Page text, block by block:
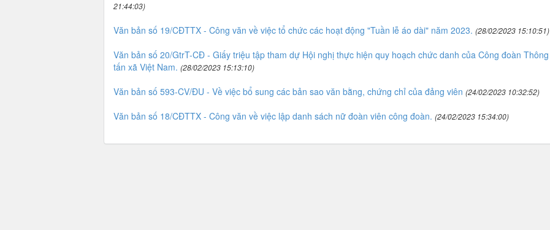
21:44:03)
Văn bản số 19/CĐTTX - Công văn về việc tổ chức các hoạt động "Tuần lễ áo dài" năm 2023. (28/02/2023 15:10:51)
Văn bản số 20/GtrT-CĐ - Giấy triệu tập tham dự Hội nghị thực hiện quy hoạch chức danh của Công đoàn Thông
tấn xã Việt Nam. (28/02/2023 15:13:10)
Văn bản số 593-CV/ĐU - Về việc bổ sung các bản sao văn bằng, chứng chỉ của đảng viên (24/02/2023 10:32:52)
Văn bản số 18/CĐTTX - Công văn về việc lập danh sách nữ đoàn viên công đoàn. (24/02/2023 15:34:00)